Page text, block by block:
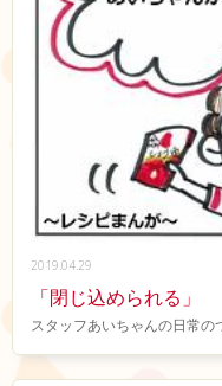
2019.04.29
「閉じ込められる」
スタッフあいちゃんの日常の